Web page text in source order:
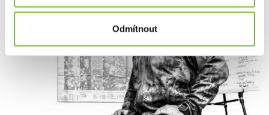
Odmítnout